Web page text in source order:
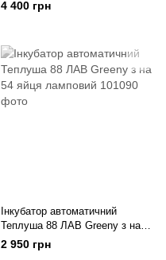
акамулятора 12В
4 400 грн
Інкубатор автоматичний
Теплуша 88 ЛАВ Greeny з на
54 яйця ламповий
2 950 грн